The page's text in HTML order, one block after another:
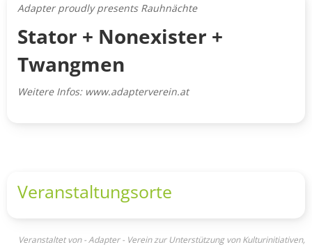
Adapter proudly presents Rauhnächte
Stator + Nonexister +
Twangmen
Weitere Infos: www.adapterverein.at
Veranstaltungsorte
Veranstaltet von - Adapter - Verein zur Unterstützung von Kulturinitiativen,